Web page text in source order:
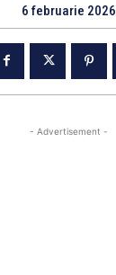
6 februarie 2026
- Advertisement -